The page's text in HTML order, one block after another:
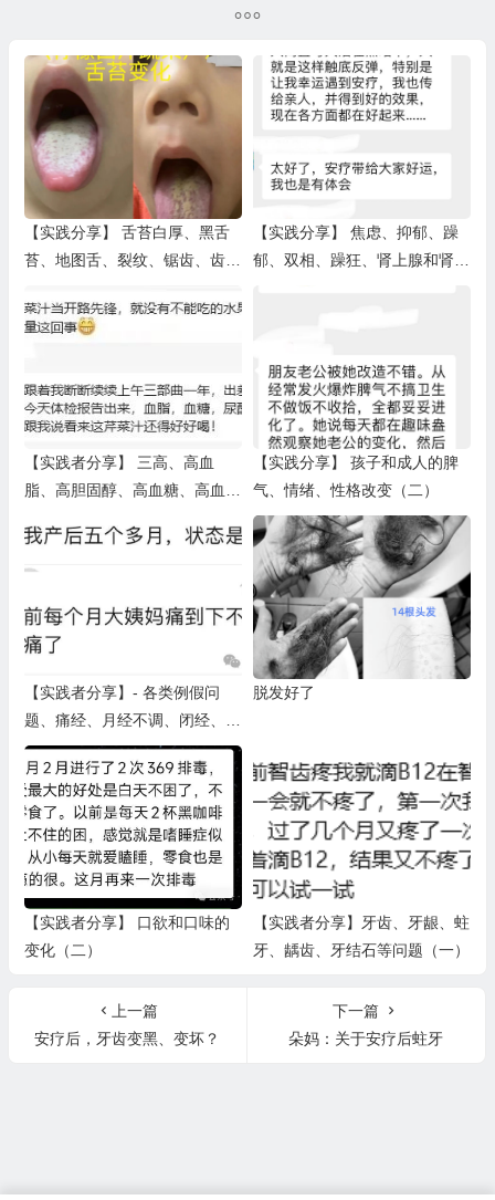
【实践分享】 舌苔白厚、黑舌
苔、地图舌、裂纹、锯齿、齿
疡、唇色（二）
【实践分享】 焦虑、抑郁、躁
郁、双相、躁狂、肾上腺和肾上
【实践者分享】 三高、高血
脂、高胆固醇、高血糖、高血压
【实践分享】 孩子和成人的脾
气、情绪、性格改变（二）
【实践者分享】- 各类例假问
题、痛经、月经不调、闭经、生
理期不适、卵巢早衰等（一）
脱发好了
【实践者分享】 口欲和口味的
变化（二）
【实践者分享】牙齿、牙龈、蛀
牙、龋齿、牙结石等问题（一）
上一篇
安疗后，牙齿变黑、变坏？
下一篇
朵妈：关于安疗后蛀牙